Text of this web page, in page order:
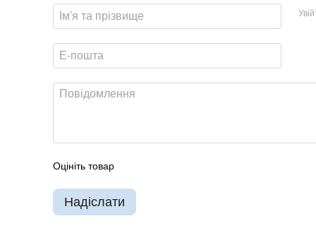
Оцініть товар
Надіслати